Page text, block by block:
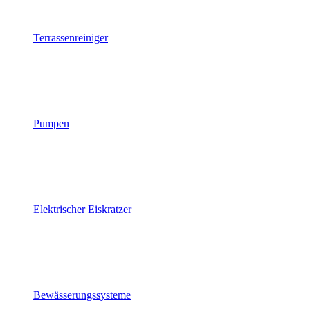
Terrassenreiniger
Pumpen
Elektrischer Eiskratzer
Bewässerungssysteme